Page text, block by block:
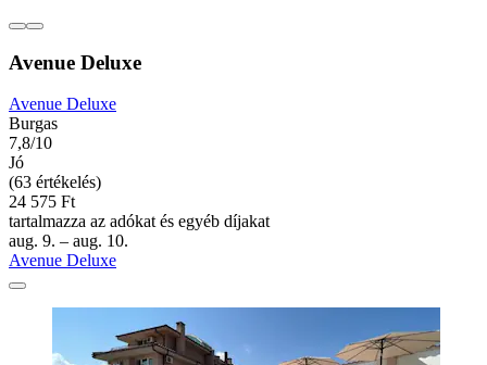
Avenue Deluxe
Avenue Deluxe
Burgas
7,8/10
Jó
(63 értékelés)
24 575 Ft
tartalmazza az adókat és egyéb díjakat
aug. 9. – aug. 10.
Avenue Deluxe